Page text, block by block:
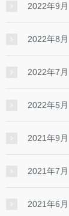
2022年9月
2022年8月
2022年7月
2022年5月
2021年9月
2021年7月
2021年6月